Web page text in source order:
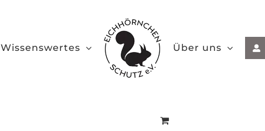
Wissenswertes Über uns